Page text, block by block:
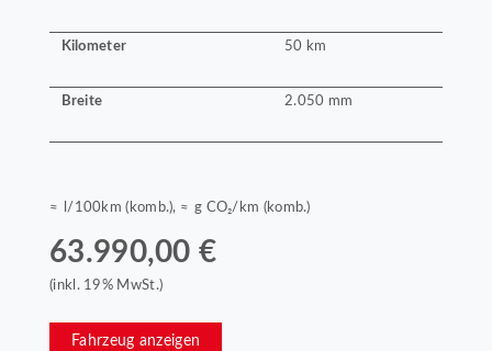
Kilometer 50 km
Breite 2.050 mm
≈ l/100km (komb.), ≈ g CO₂/km (komb.)
63.990,00 €
(inkl. 19% MwSt.)
Fahrzeug anzeigen